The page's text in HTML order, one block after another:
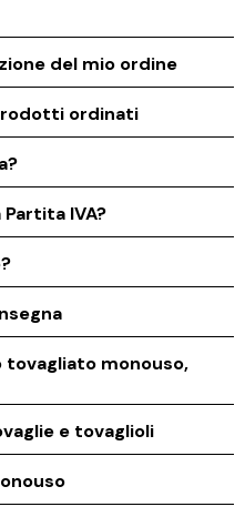
del mio ordine
ordinati
IVA?
tovagliato monouso,
e tovaglioli